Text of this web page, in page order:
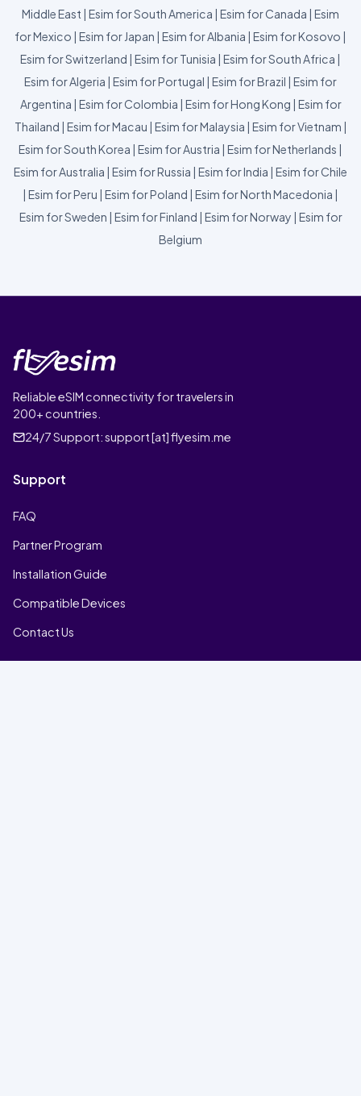
Middle East | Esim for South America | Esim for Canada | Esim
for Mexico | Esim for Japan | Esim for Albania | Esim for Kosovo |
Esim for Switzerland | Esim for Tunisia | Esim for South Africa |
Esim for Algeria | Esim for Portugal | Esim for Brazil | Esim for
Argentina | Esim for Colombia | Esim for Hong Kong | Esim for
Thailand | Esim for Macau | Esim for Malaysia | Esim for Vietnam |
Esim for South Korea | Esim for Austria | Esim for Netherlands |
Esim for Australia | Esim for Russia | Esim for India | Esim for Chile
| Esim for Peru | Esim for Poland | Esim for North Macedonia |
Esim for Sweden | Esim for Finland | Esim for Norway | Esim for
Belgium
Reliable eSIM connectivity for travelers in
200+ countries.
24/7 Support:support [at] flyesim.me
Support
FAQ
Partner Program
Installation Guide
Compatible Devices
Contact Us